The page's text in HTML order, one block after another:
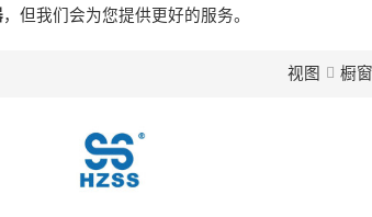
，但我们会为您提供更好的服务。
视图 橱窗